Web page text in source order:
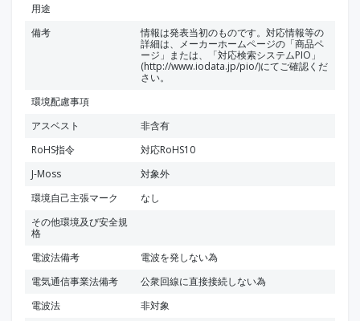
用途
備考
情報は発表当初のものです。対応情報等の
詳細は、メーカーホームページの「商品ペ
ージ」または、「対応検索システムPIO」
(http://www.iodata.jp/pio/)にてご確認くだ
さい。
環境配慮事項
アスベスト
非含有
RoHS指令
対応RoHS10
J-Moss
対象外
環境自己主張マーク
なし
その他環境及び安全規
格
電波法備考
電波を発しない為
電気通信事業法備考
公衆回線に直接接続しない為
電波法
非対象